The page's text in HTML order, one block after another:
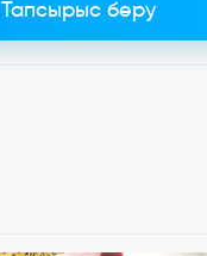
Тапсырыс беру